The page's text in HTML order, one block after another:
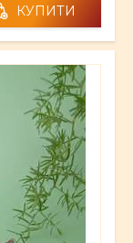
КУПИТИ